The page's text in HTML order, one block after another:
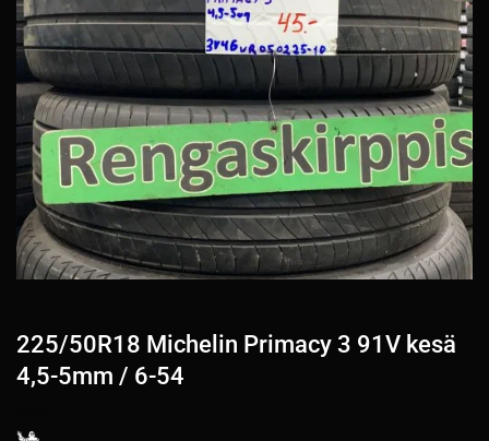
225/50R18 Michelin Primacy 3 91V kesä
4,5-5mm / 6-54